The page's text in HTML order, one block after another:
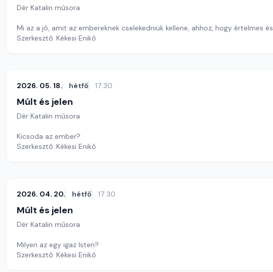
Dér Katalin műsora
Mi az a jó, amit az embereknek cselekedniük kellene, ahhoz, hogy értelmes
Szerkesztő: Kékesi Enikő
2026. 05. 18. hétfő 17:30
Múlt és jelen
Dér Katalin műsora
Kicsoda az ember?
Szerkesztő: Kékesi Enikő
2026. 04. 20. hétfő 17:30
Múlt és jelen
Dér Katalin műsora
Milyen az egy igaz Isten?
Szerkesztő: Kékesi Enikő